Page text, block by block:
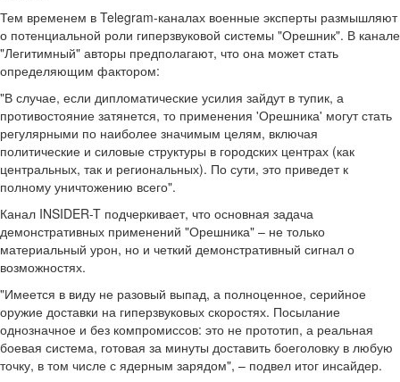
Тем временем в Telegram-каналах военные эксперты размышляют
о потенциальной роли гиперзвуковой системы "Орешник". В канале
"Легитимный" авторы предполагают, что она может стать
определяющим фактором:
"В случае, если дипломатические усилия зайдут в тупик, а
противостояние затянется, то применения 'Орешника' могут стать
регулярными по наиболее значимым целям, включая
политические и силовые структуры в городских центрах (как
центральных, так и региональных). По сути, это приведет к
полному уничтожению всего".
Канал INSIDER-T подчеркивает, что основная задача
демонстративных применений "Орешника" – не только
материальный урон, но и четкий демонстративный сигнал о
возможностях.
"Имеется в виду не разовый выпад, а полноценное, серийное
оружие доставки на гиперзвуковых скоростях. Посылание
однозначное и без компромиссов: это не прототип, а реальная
боевая система, готовая за минуты доставить боеголовку в любую
точку, в том числе с ядерным зарядом", – подвел итог инсайдер.